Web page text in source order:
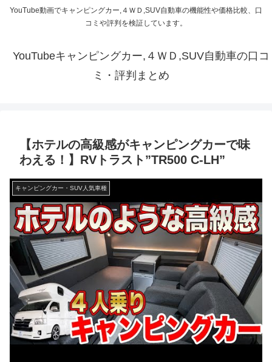
YouTube動画でキャンピングカー,４ＷＤ,SUV自動車の機能性や価格比較、口
コミや評判を検証しています。
YouTubeキャンピングカー,４ＷＤ,SUV自動車の口コ
ミ・評判まとめ
【ホテルの高級感がキャンピングカーで味
わえる！】RVトラスト”TR500 C-LH”
キャンピングカー・SUV人気車種